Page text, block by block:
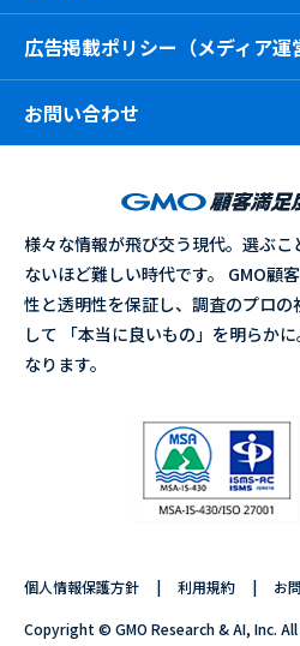
広告掲載ポリシー（メディア運
お問い合わせ
様々な情報が飛び交う現代。選ぶ
ないほど難しい時代です。 GMO顧
性と透明性を保証し、調査のプロ
して 「本当に良いもの」を明らか
なります。
個人情報保護方針 利用規約 お
Copyright © GMO Research & AI, Inc.